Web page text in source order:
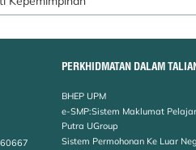
PERKHIDMATAN DALAM
BHEP UPM
e-SMP:Sistem Maklumat Pelajar
Putra UGroup
Sistem Permohonan Ke Luar